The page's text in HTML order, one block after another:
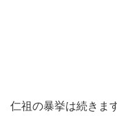
仁祖の暴挙は続きま